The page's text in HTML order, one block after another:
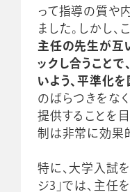
って指導の質や
ました。しかし、
主任の先生が互
ックし合うこと
いよう、平準化を
のばらつきをな
提供することを
制は非常に効果
特に、大学入試
ジ3」では、主任